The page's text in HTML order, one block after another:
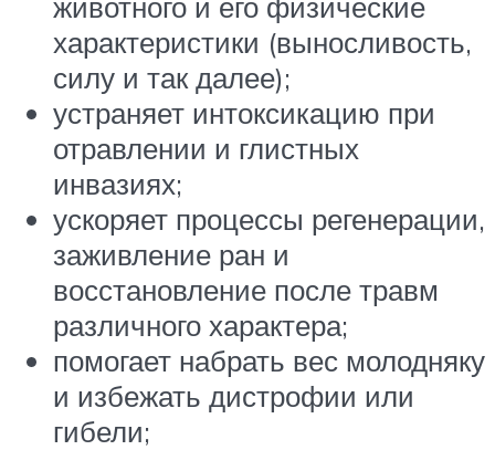
характеристики (выносливость,
силу и так далее);
устраняет интоксикацию при
отравлении и глистных
инвазиях;
ускоряет процессы регенерации,
заживление ран и
восстановление после травм
различного характера;
помогает набрать вес молодняку
и избежать дистрофии или
гибели;